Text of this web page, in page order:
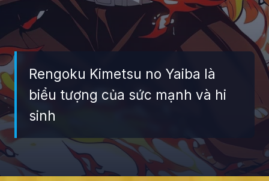
Rengoku Kimetsu no Yaiba là
biểu tượng của sức mạnh và hi
sinh